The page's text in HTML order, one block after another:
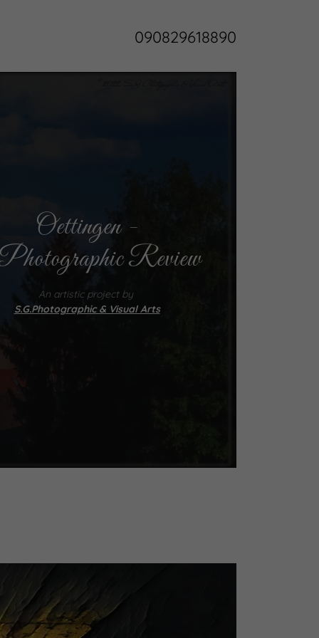
090829618890
Oettingen -
Review
An artistic project by
S.G.Photographic & Visual Arts